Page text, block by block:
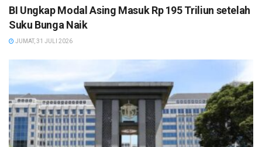
BI Ungkap Modal Asing Masuk Rp 195 Triliun setelah
Suku Bunga Naik
JUMAT, 31 JULI 2026